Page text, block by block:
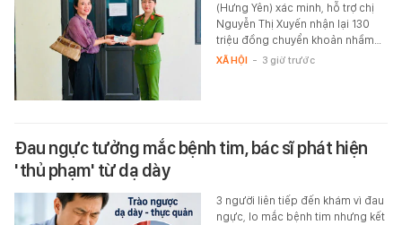
(Hưng Yên) xác minh, hỗ trợ chị
Nguyễn Thị Xuyến nhận lại 130
triệu đồng chuyển khoản nhầm…
XÃ HỘI - 3 giờ trước
Đau ngực tưởng mắc bệnh tim, bác sĩ phát hiện
'thủ phạm' từ dạ dày
3 người liên tiếp đến khám vì đau
ngực, lo mắc bệnh tim nhưng kết